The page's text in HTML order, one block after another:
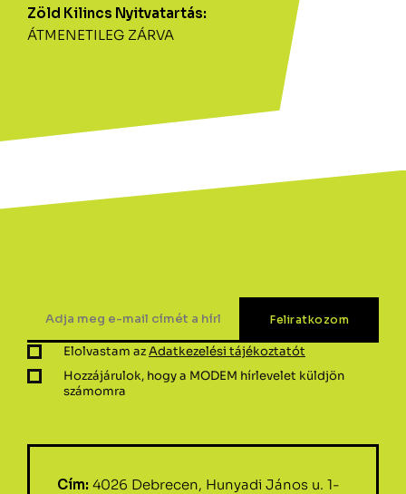
Zöld Kilincs Nyitvatartás:
ÁTMENETILEG ZÁRVA
Elolvastam azAdatkezelési tájékoztatót
Hozzájárulok, hogy a MODEM hírlevelet küldjön
számomra
Cím: 4026 Debrecen, Hunyadi János u. 1-